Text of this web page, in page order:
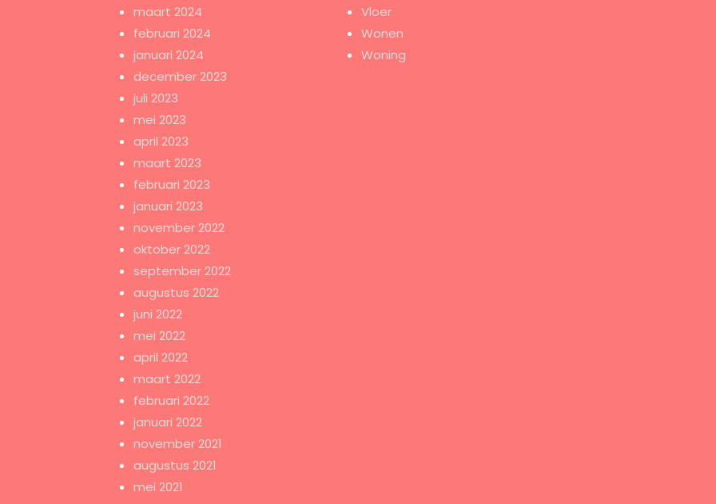
maart 2024
februari 2024
januari 2024
december 2023
juli 2023
mei 2023
april 2023
maart 2023
februari 2023
januari 2023
november 2022
oktober 2022
september 2022
augustus 2022
juni 2022
mei 2022
april 2022
maart 2022
februari 2022
januari 2022
november 2021
augustus 2021
mei 2021
Vloer
Wonen
Woning